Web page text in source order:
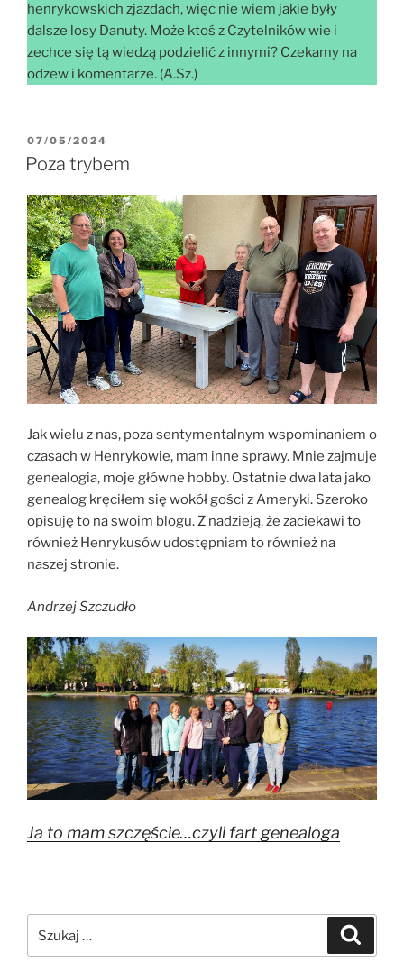
henrykowskich zjazdach, więc nie wiem jakie były
dalsze losy Danuty. Może ktoś z Czytelników wie i
zechce się tą wiedzą podzielić z innymi? Czekamy na
odzew i komentarze. (A.Sz.)
07/05/2024
Poza trybem
Jak wielu z nas, poza sentymentalnym wspominaniem o
czasach w Henrykowie, mam inne sprawy. Mnie zajmuje
genealogia, moje główne hobby. Ostatnie dwa lata jako
genealog kręciłem się wokół gości z Ameryki. Szeroko
opisuję to na swoim blogu. Z nadzieją, że zaciekawi to
również Henrykusów udostępniam to również na
naszej stronie.
Andrzej Szczudło
Ja to mam szczęście…czyli fart genealoga